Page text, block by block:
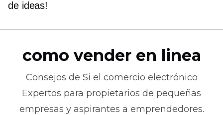
de ideas!
como vender en linea
Consejos de Si el comercio electrónico
Expertos para propietarios de pequeñas
empresas y aspirantes a emprendedores.